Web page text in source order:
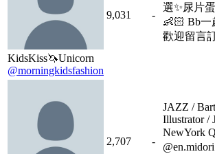
KidsKiss🦄Unicorn
@morningkidsfashion
9,031 -
選✨尿片
👶🏻 Bb一
歡迎留言
2,707 -
JAZZ /
Illustrator /
NewYork